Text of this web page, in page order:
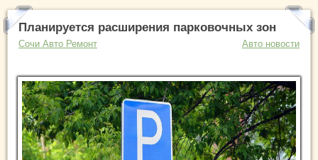
Планируется расширения парковочных зон
Сочи Авто Ремонт Авто новости